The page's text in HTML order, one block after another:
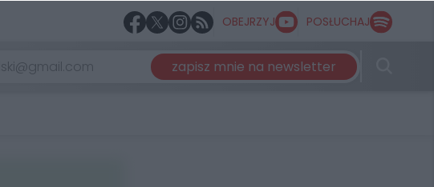
OBEJRZYJ POSŁUCHAJ
zapisz mnie na newsletter